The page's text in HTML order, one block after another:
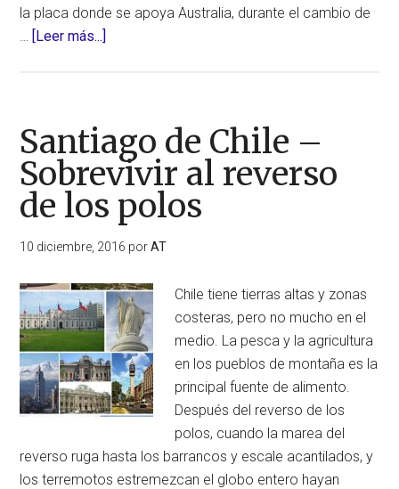
la placa donde se apoya Australia, durante el cambio de
… [Leer más...]
al
reverso
de
los
polos
Santiago de Chile –
Sobrevivir al reverso
de los polos
10 diciembre, 2016 porAT
Chile tiene tierras altas y zonas
costeras, pero no mucho en el
medio. La pesca y la agricultura
en los pueblos de montaña es la
principal fuente de alimento.
Después del reverso de los
polos, cuando la marea del
reverso ruga hasta los barrancos y escale acantilados, y
los terremotos estremezcan el globo entero hayan